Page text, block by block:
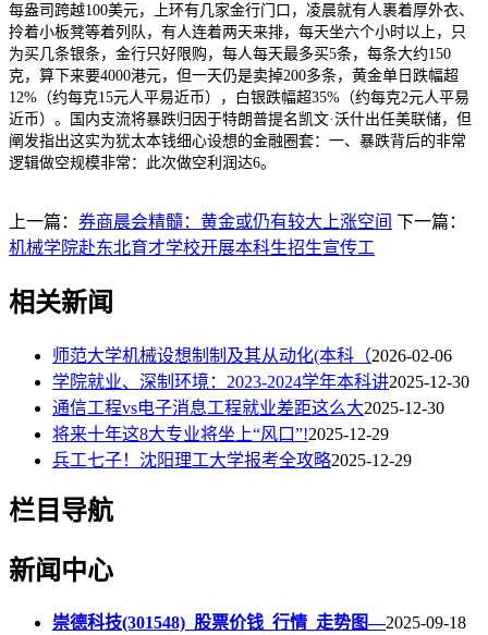
每盎司跨越100美元，上环有几家金行门口，凌晨就有人裹着厚外衣、
拎着小板凳等着列队，有人连着两天来排，每天坐六个小时以上，只
为买几条银条，金行只好限购，每人每天最多买5条，每条大约150
克，算下来要4000港元，但一天仍是卖掉200多条，黄金单日跌幅超
12%（约每克15元人平易近币），白银跌幅超35%（约每克2元人平易
近币）。国内支流将暴跌归因于特朗普提名凯文·沃什出任美联储，但
阐发指出这实为犹太本钱细心设想的金融圈套：一、暴跌背后的非常
逻辑做空规模非常：此次做空利润达6。
上一篇： 券商晨会精髓：黄金或仍有较大上涨空间 下一篇：
机械学院赴东北育才学校开展本科生招生宣传工
相关新闻
师范大学机械设想制制及其从动化(本科（2026-02-06
学院就业、深制环境：2023-2024学年本科讲2025-12-30
通信工程vs电子消息工程就业差距这么大2025-12-30
将来十年这8大专业将坐上“风口”!2025-12-29
兵工七子！沈阳理工大学报考全攻略2025-12-29
栏目导航
新闻中心
崇德科技(301548)_股票价钱_行情_走势图—2025-09-18